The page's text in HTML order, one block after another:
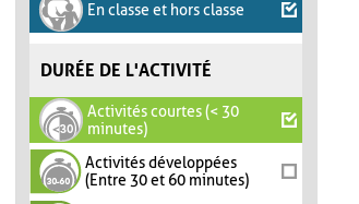
En classe et hors classe
DURÉE DE L'ACTIVITÉ
Activités courtes (< 30
minutes)
Activités développées
(Entre 30 et 60 minutes)